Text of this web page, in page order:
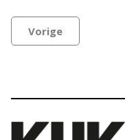
Vorige